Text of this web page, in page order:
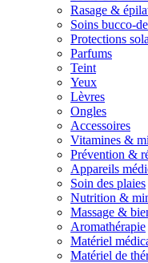
Rasage &
Soins bucco-
Protections
Parfums
Teint
Yeux
Lèvres
Ongles
Accessoires
Vitamines &
Prévention &
Appareils
Soin des plaies
Nutrition &
Massage &
Aromathérapie
Matériel
Matériel de